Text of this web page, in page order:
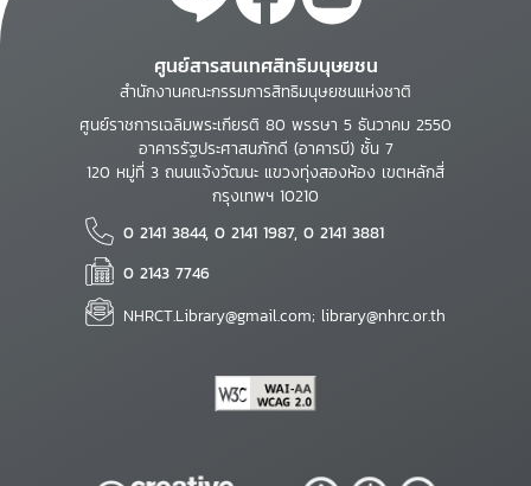
ศูนย์สารสนเทศสิทธิมนุษยชน
สำนักงานคณะกรรมการสิทธิมนุษยชนแห่งชาติ
ศูนย์ราชการเฉลิมพระเกียรติ 80 พรรษา 5 ธันวาคม 2550
อาคารรัฐประศาสนภักดี (อาคารบี) ชั้น 7
120 หมู่ที่ 3 ถนนแจ้งวัฒนะ แขวงทุ่งสองห้อง เขตหลักสี่
กรุงเทพฯ 10210
0 2141 3844, 0 2141 1987, 0 2141 3881
0 2143 7746
NHRCT.Library@gmail.com; library@nhrc.or.th